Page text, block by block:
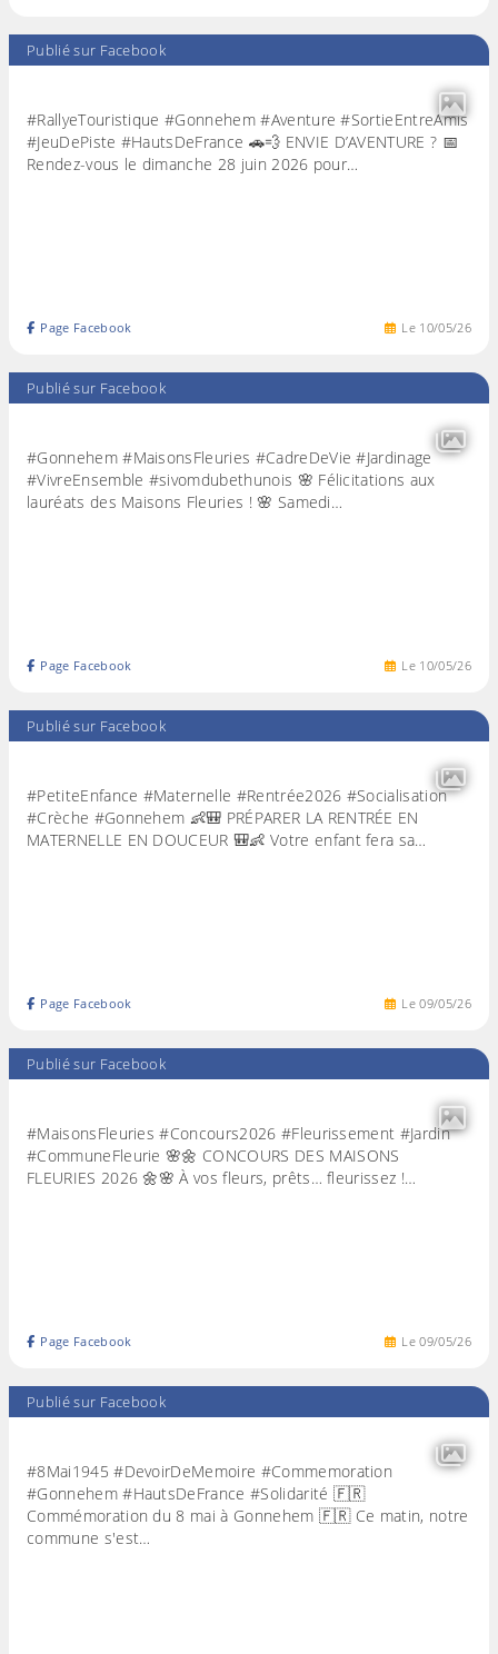
Publié sur Facebook
#RallyeTouristique #Gonnehem #Aventure #SortieEntreAmis
#JeuDePiste #HautsDeFrance 🚗💨 ENVIE D’AVENTURE ? 📅
Rendez-vous le dimanche 28 juin 2026 pour…
Le 10/05/26
Page Facebook
Publié sur Facebook
#Gonnehem #MaisonsFleuries #CadreDeVie #Jardinage
#VivreEnsemble #sivomdubethunois 🌸 Félicitations aux
lauréats des Maisons Fleuries ! 🌸 Samedi…
Le 10/05/26
Page Facebook
Publié sur Facebook
#PetiteEnfance #Maternelle #Rentrée2026 #Socialisation
#Crèche #Gonnehem 👶🎒 PRÉPARER LA RENTRÉE EN
MATERNELLE EN DOUCEUR 🎒👶 Votre enfant fera sa…
Le09/05/26
Page Facebook
Publié sur Facebook
#MaisonsFleuries #Concours2026 #Fleurissement #Jardin
#CommuneFleurie 🌸🌼 CONCOURS DES MAISONS
FLEURIES 2026 🌼🌸 À vos fleurs, prêts… fleurissez !…
Le09/05/26
Page Facebook
Publié sur Facebook
#8Mai1945 #DevoirDeMemoire #Commemoration
#Gonnehem #HautsDeFrance #Solidarité 🇫🇷
Commémoration du 8 mai à Gonnehem 🇫🇷 Ce matin, notre
commune s'est…